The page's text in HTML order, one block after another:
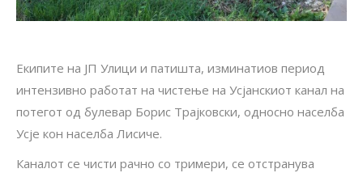
Екипите на ЈП Улици и патишта, изминатиов период
интензивно работат на чистење на Усјанскиот канал на
потегот од булевар Борис Трајковски, односно населба
Усје кон населба Лисиче.
Каналот се чисти рачно со тримери, се отстранува